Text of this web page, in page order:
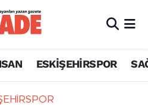
ESKİŞEHİRSPOR